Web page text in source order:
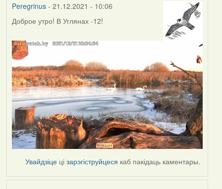
Peregrinus- 21.12.2021 - 10:06
Доброе утро! В Углянах -12!
Увайдзіце цізарэгіструйцеся каб пакідаць каментары.